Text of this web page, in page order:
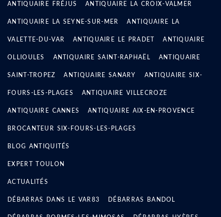
ANTIQUAIRE FRÉJUS ANTIQUAIRE LA CROIX-VALMER
ANTIQUAIRE LA SEYNE-SUR-MER ANTIQUAIRE LA
VALETTE-DU-VAR ANTIQUAIRE LE PRADET ANTIQUAIRE
OLLIOULES ANTIQUAIRE SAINT-RAPHAËL ANTIQUAIRE
SAINT-TROPEZ ANTIQUAIRE SANARY ANTIQUAIRE SIX-
FOURS-LES-PLAGES ANTIQUAIRE VILLECROZE
ANTIQUAIRE CANNES ANTIQUAIRE AIX-EN-PROVENCE
BROCANTEUR SIX-FOURS-LES-PLAGES
BLOG ANTIQUITÉS
EXPERT TOULON
ACTUALITÉS
DÉBARRAS DANS LE VAR83 DÉBARRAS BANDOL